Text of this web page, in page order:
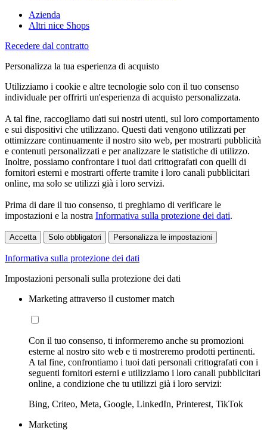
Azienda
Altri nice Shops
Recedere dal contratto
Personalizza la tua esperienza di acquisto
Utilizziamo i cookie e altre tecnologie solo con il tuo consenso
individuale per offrirti un'esperienza di acquisto personalizzata.
A tal fine, raccogliamo dati sui nostri utenti, sul loro comportamento
e sui dispositivi che utilizzano. Questi dati vengono utilizzati per
ottimizzare continuamente il nostro sito web, per mostrarti pubblicità
e contenuti personalizzati e per analizzare le statistiche di utilizzo.
Inoltre, possiamo confrontare i tuoi dati crittografati con quelli di
fornitori esterni e mostrarti offerte tramite i loro canali pubblicitari
online, ma solo se utilizzi già i loro servizi.
Prima di dare il tuo consenso, ti preghiamo di verificare le
impostazioni e la nostra Informativa sulla protezione dei dati.
Accetta Solo obbligatori Personalizza le impostazioni
Informativa sulla protezione dei dati
Impostazioni personali sulla protezione dei dati
Marketing attraverso il customer match
Con il tuo consenso, ti informeremo anche su promozioni
esterne al nostro sito web e ti mostreremo prodotti pertinenti.
A tal fine, confrontiamo i tuoi dati personali crittografati con i
seguenti fornitori esterni e utilizziamo i loro canali pubblicitari
online, a condizione che tu utilizzi già i loro servizi:
Bing, Criteo, Meta, Google, LinkedIn, Printerest, TikTok
Marketing